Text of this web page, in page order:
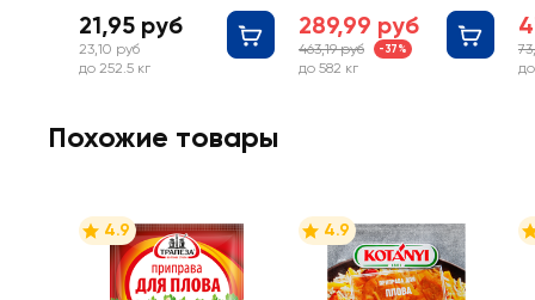
21,95 руб
23,10 руб
до 252.5 кг
289,99 руб
463,19 руб -37%
до 582 кг
Похожие товары
4.9 4.9